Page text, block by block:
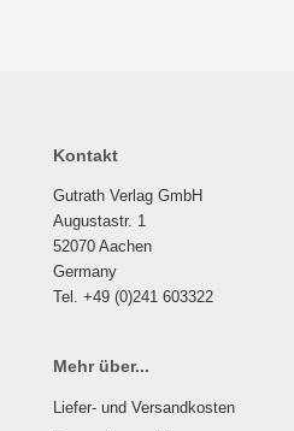
Kontakt
Gutrath Verlag GmbH
Augustastr. 1
52070 Aachen
Germany
Tel. +49 (0)241 603322
Mehr über...
Liefer- und Versandkosten